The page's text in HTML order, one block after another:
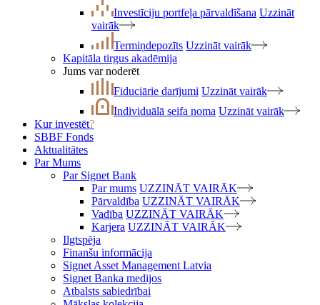
Investīciju portfeļa pārvaldīšana Uzzināt
vairāk
Termiņdepozīts Uzzināt vairāk
Kapitāla tirgus akadēmija
Jums var noderēt
Fiduciārie darījumi Uzzināt vairāk
Individuālā seifa noma Uzzināt vairāk
Kur investēt?
SBBF Fonds
Aktualitātes
Par Mums
Par Signet Bank
Par mums UZZINĀT VAIRĀK
Pārvaldība UZZINĀT VAIRĀK
Vadība UZZINĀT VAIRĀK
Karjera UZZINĀT VAIRĀK
Ilgtspēja
Finanšu informācija
Signet Asset Management Latvia
Signet Banka medijos
Atbalsts sabiedrībai